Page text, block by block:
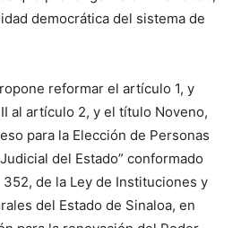
democrática del sistema de
reformar el artículo 1, y
al artículo 2, y el título Noveno,
para la Elección de Personas
del Estado” conformado
de la Ley de Instituciones y
del Estado de Sinaloa, en